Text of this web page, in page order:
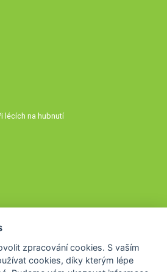
lécích na hubnutí
údaji
zpracování cookies. S vaším
cookies, díky kterým lépe